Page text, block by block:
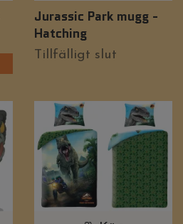
Jurassic Park mugg -
Hatching
Tillfälligt slut